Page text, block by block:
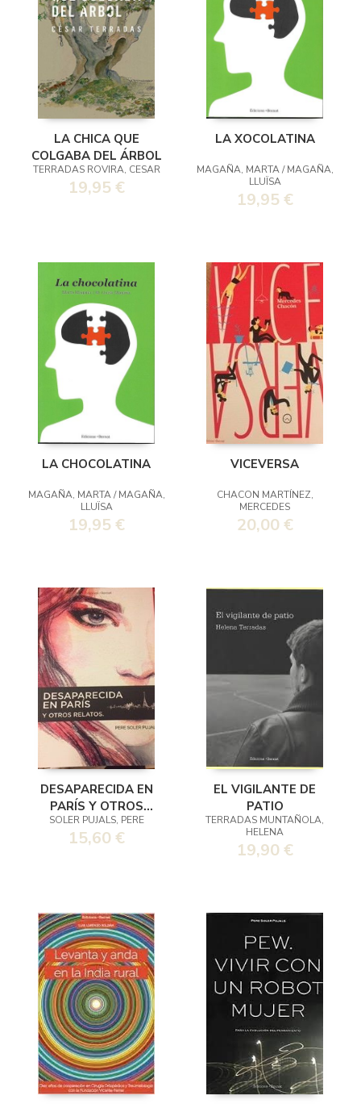
LA CHICA QUE
COLGABA DEL ÁRBOL
TERRADAS ROVIRA, CESAR
19,95 €
LA XOCOLATINA
MAGAÑA, MARTA / MAGAÑA,
LLUÏSA
19,95 €
LA CHOCOLATINA
MAGAÑA, MARTA / MAGAÑA,
LLUÏSA
19,95 €
VICEVERSA
CHACON MARTÍNEZ,
MERCEDES
20,00 €
DESAPARECIDA EN
PARÍS Y OTROS
RELATOS
SOLER PUJALS, PERE
15,60 €
EL VIGILANTE DE
PATIO
TERRADAS MUNTAÑOLA,
HELENA
19,90 €